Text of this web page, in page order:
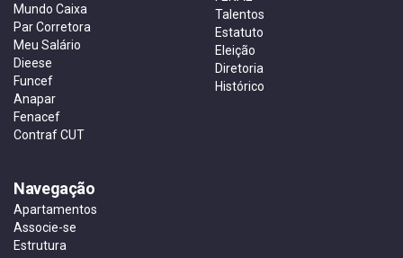
Mundo Caixa
Par Corretora
Meu Salário
Dieese
Funcef
Anapar
Fenacef
Contraf CUT
Talentos
Estatuto
Eleição
Diretoria
Histórico
Navegação
Apartamentos
Associe-se
Estrutura